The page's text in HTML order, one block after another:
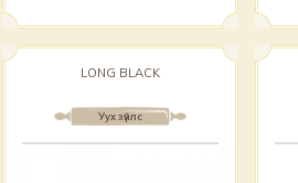
Уух зүйлс
LONG BLACK